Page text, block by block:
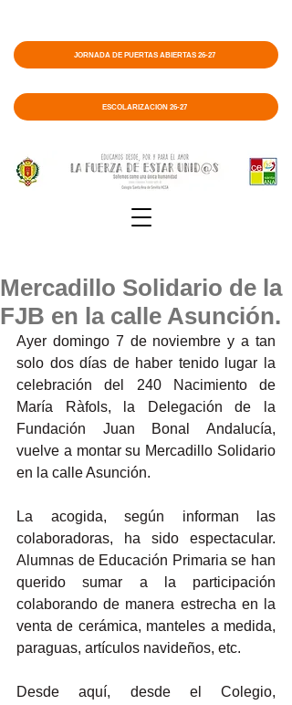
ESCOLARIZACIÓN 26-27
JORNADA DE PUERTAS ABIERTAS 26-27
Mercadillo Solidario de la
FJB en la calle Asunción.
Ayer domingo 7 de noviembre y a tan
solo dos días de haber tenido lugar la
celebración del 240 Nacimiento de
María Ràfols, la Delegación de la
Fundación Juan Bonal Andalucía,
vuelve a montar su Mercadillo Solidario
en la calle Asunción.
La acogida, según informan las
colaboradoras, ha sido espectacular.
Alumnas de Educación Primaria se han
querido sumar a la participación
colaborando de manera estrecha en la
venta de cerámica, manteles a medida,
paraguas, artículos navideños, etc.
Desde aquí, desde el Colegio,